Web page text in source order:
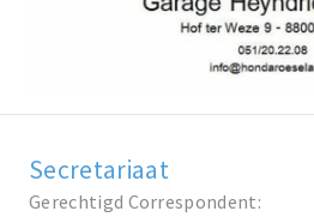
Secretariaat
Gerechtigd Correspondent: